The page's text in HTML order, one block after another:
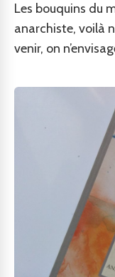
Les bouquins du
anarchiste, voilà
venir, on